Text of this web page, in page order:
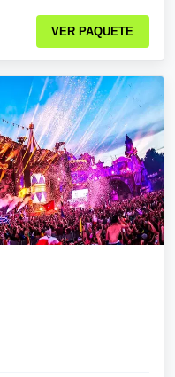
VER PAQUETE